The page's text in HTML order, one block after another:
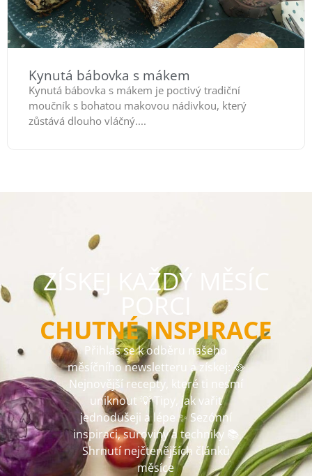
Kynutá bábovka s mákem
Kynutá bábovka s mákem je poctivý tradiční
moučník s bohatou makovou nádivkou, který
zůstává dlouho vláčný....
ZÍSKEJ KAŽDÝ MĚSÍC
PORCI
CHUTNÉ INSPIRACE
Přihlas se k odběru našeho
měsíčního newsletteru a získej: 🥘
Nejnovější recepty, které ti nesmí
uniknout 💡 Tipy, jak vařit
jednodušeji a lépe ✨ Sezónní
inspiraci, suroviny a techniky 📚
Shrnutí nejčtenějších článků
měsíce